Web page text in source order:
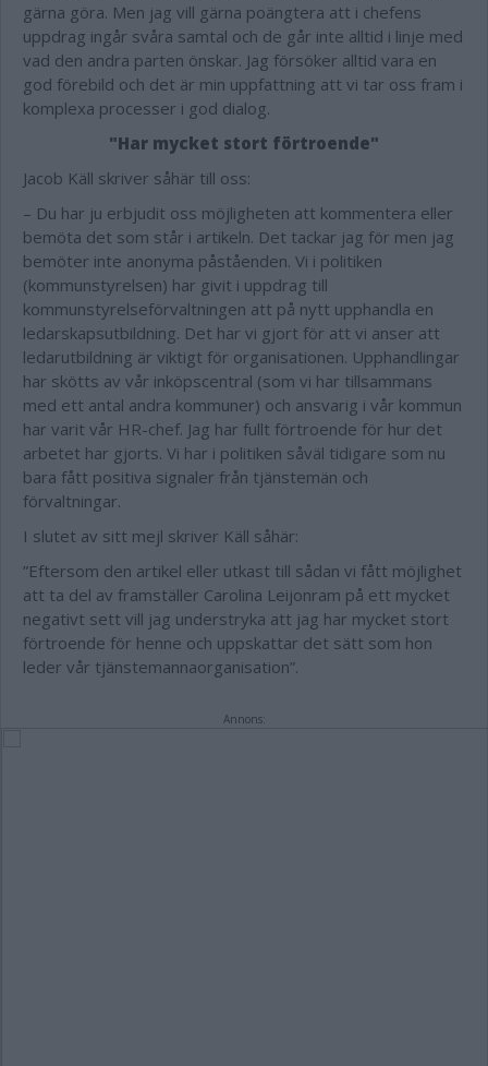
gärna göra. Men jag vill gärna poängtera att i chefens
uppdrag ingår svåra samtal och de går inte alltid i linje med
vad den andra parten önskar. Jag försöker alltid vara en
god förebild och det är min uppfattning att vi tar oss fram i
komplexa processer i god dialog.
"Har mycket stort förtroende"
Jacob Käll skriver såhär till oss:
– Du har ju erbjudit oss möjligheten att kommentera eller
bemöta det som står i artikeln. Det tackar jag för men jag
bemöter inte anonyma påståenden. Vi i politiken
(kommunstyrelsen) har givit i uppdrag till
kommunstyrelseförvaltningen att på nytt upphandla en
ledarskapsutbildning. Det har vi gjort för att vi anser att
ledarutbildning är viktigt för organisationen. Upphandlingar
har skötts av vår inköpscentral (som vi har tillsammans
med ett antal andra kommuner) och ansvarig i vår kommun
har varit vår HR-chef. Jag har fullt förtroende för hur det
arbetet har gjorts. Vi har i politiken såväl tidigare som nu
bara fått positiva signaler från tjänstemän och
förvaltningar.
I slutet av sitt mejl skriver Käll såhär:
”Eftersom den artikel eller utkast till sådan vi fått möjlighet
att ta del av framställer Carolina Leijonram på ett mycket
negativt sett vill jag understryka att jag har mycket stort
förtroende för henne och uppskattar det sätt som hon
leder vår tjänstemannaorganisation”.
Annons: